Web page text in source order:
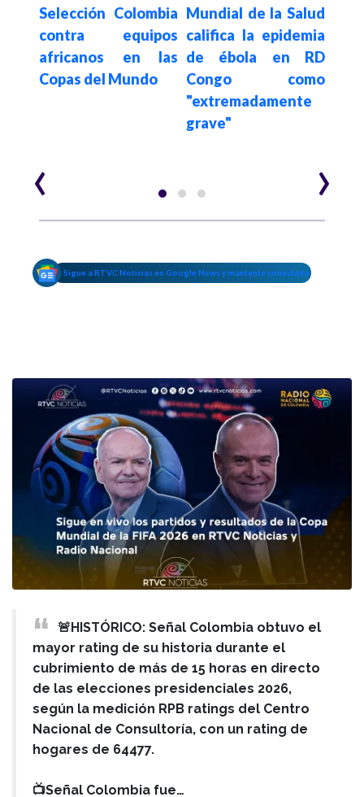
Selección Colombia
contra equipos
africanos en las
Copas del Mundo
Mundial de la Salud
califica la epidemia
de ébola en RD
Congo como
"extremadamente
grave"
‹ ›
Sigue a RTVC Noticias en Google News y mantente conectado
🚨HISTÓRICO: Señal Colombia obtuvo el
mayor rating de su historia durante el
cubrimiento de más de 15 horas en directo
de las elecciones presidenciales 2026,
según la medición RPB ratings del Centro
Nacional de Consultoría, con un rating de
hogares de 64477.
📺Señal Colombia fue…